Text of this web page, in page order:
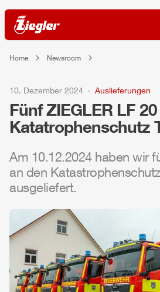
Home Newsroom
10. Dezember 2024 Auslieferungen
FünfZIEGLER LF
Katatrophenschutz
Am 10.12.2024 haben wir
an den
ausgeliefert.